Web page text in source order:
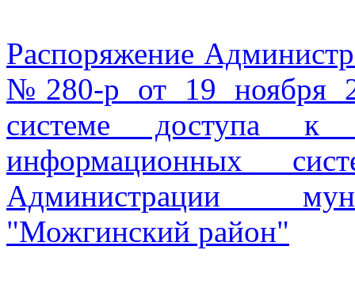
Распоряжение
№280-р от 19 ноября
системе доступа к
информационных
Администрации
"Можгинский район"